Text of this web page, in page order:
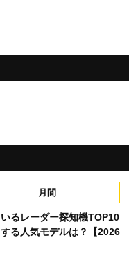
月間
いるレーダー探知機TOP10
する人気モデルは？【2026